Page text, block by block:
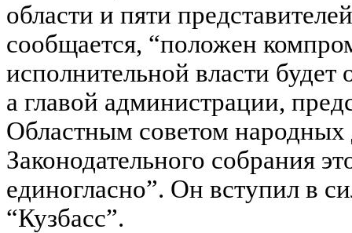
области и пяти
сообщается, “положен
исполнительной власти будет
а главой администрации,
Областным советом
Законодательного собрания
единогласно”. Он вступил в
“Кузбасс”.